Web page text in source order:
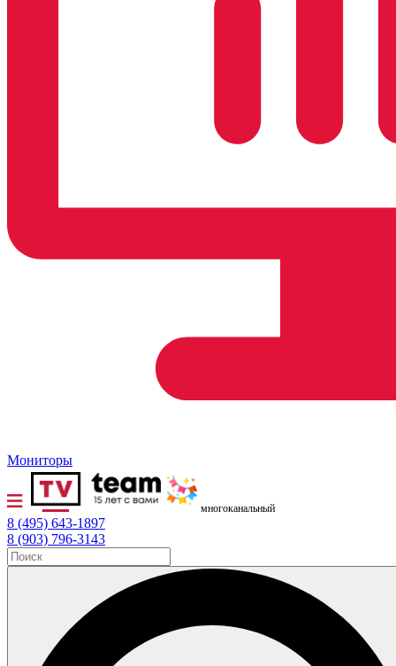
Мониторы
многоканальный
8 (495) 643-1897
8 (903) 796-3143